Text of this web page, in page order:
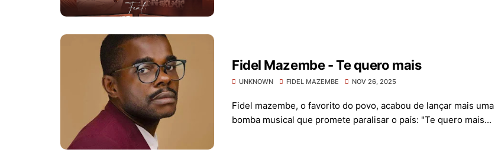
Fidel Mazembe - Te quero mais
UNKNOWN FIDEL MAZEMBE NOV 26, 2025
Fidel mazembe, o favorito do povo, acabou de lançar mais uma
bomba musical que promete paralisar o país: "Te quero mais...